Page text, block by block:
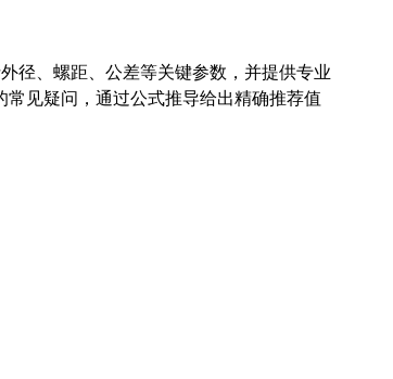
径、螺距、公差等关键参数，并提供专业
常见疑问，通过公式推导给出精确推荐值